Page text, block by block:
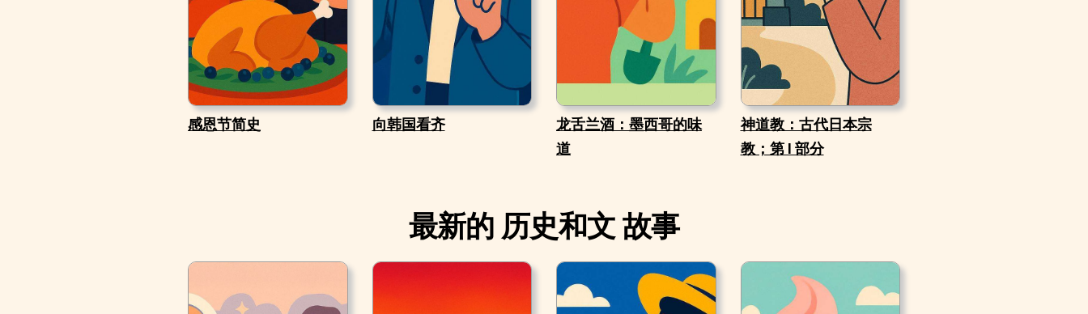
感恩节简史 向韩国看齐
龙舌兰酒：墨西哥的味
道
神道教：古代日本宗
教；第 I 部分
最新的 历史和文 故事